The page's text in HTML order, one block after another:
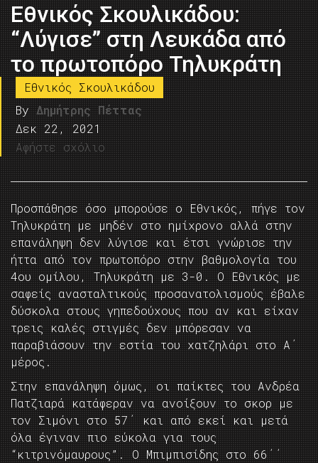
Εθνικός Σκουλικάδου:
“Λύγισε” στη Λευκάδα από
το πρωτοπόρο Τηλυκράτη
Εθνικός Σκουλικάδου
By Δημήτρης Πέττας
Δεκ 22, 2021
Αφήστε σχόλιο
Προσπάθησε όσο μπορούσε ο Εθνικός, πήγε τον
Τηλυκράτη με μηδέν στο ημίχρονο αλλά στην
επανάληψη δεν λύγισε και έτσι γνώρισε την
ήττα από τον πρωτοπόρο στην βαθμολογία του
4ου ομίλου, Τηλυκράτη με 3-0. Ο Εθνικός με
σαφείς ανασταλτικούς προσανατολισμούς έβαλε
δύσκολα στους γηπεδούχους που αν και είχαν
τρεις καλές στιγμές δεν μπόρεσαν να
παραβιάσουν την εστία του χατζηλάρι στο Α΄
μέρος.
Στην επανάληψη όμως, οι παίκτες του Ανδρέα
Πατζιαρά κατάφεραν να ανοίξουν το σκορ με
τον Σιμόνι στο 57΄ και από εκεί και μετά
όλα έγιναν πιο εύκολα για τους
“κιτρινόμαυρους”. Ο Μπιμπισίδης στο 66΄΄